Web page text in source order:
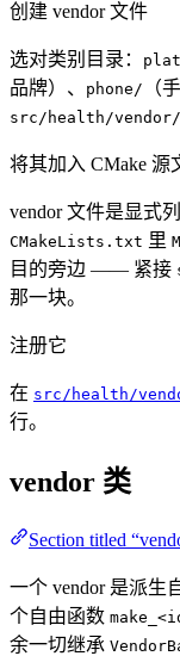
创建 vendor 文件
选对类别目录：
品牌）、
phone/ （
src/health/
将其加入 CMake 源
vendor 文件是显式
CMakeLists.txt 里
目的旁边 —— 紧接
那一块。
注册它
在 src/health/
行。
vendor 类
Section titled
一个 vendor 是派生
个自由函数
余一切继承